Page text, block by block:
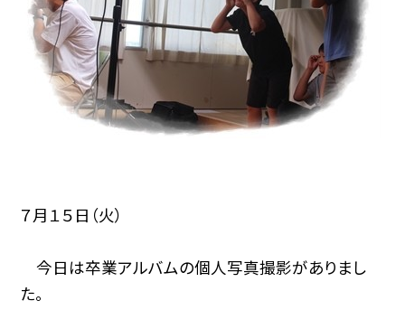
７月１５日（火）
今日は卒業アルバムの個人写真撮影がありまし
た。